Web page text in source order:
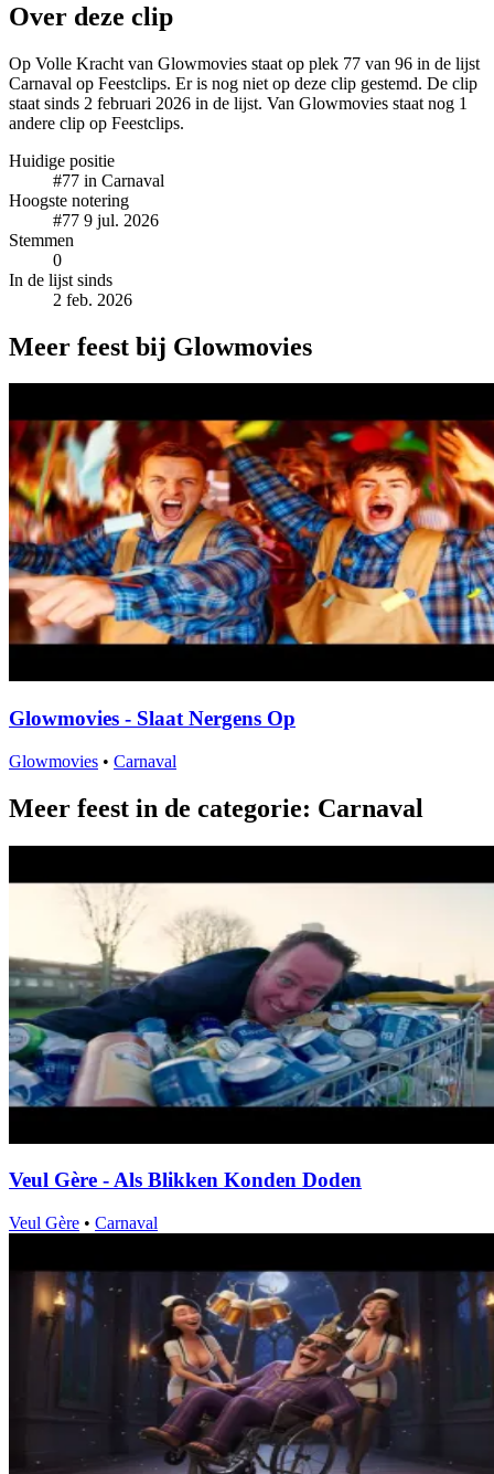
Over deze clip
Op Volle Kracht van Glowmovies staat op plek 77 van 96 in de lijst
Carnaval op Feestclips. Er is nog niet op deze clip gestemd. De clip
staat sinds 2 februari 2026 in de lijst. Van Glowmovies staat nog 1
andere clip op Feestclips.
Huidige positie
#77 in Carnaval
Hoogste notering
#77 9 jul. 2026
Stemmen
0
In de lijst sinds
2 feb. 2026
Meer feest bij Glowmovies
Glowmovies - Slaat Nergens Op
Glowmovies • Carnaval
Meer feest in de categorie: Carnaval
Veul Gère - Als Blikken Konden Doden
Veul Gère • Carnaval